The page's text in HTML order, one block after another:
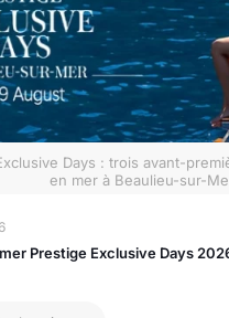
Days : trois avant-
en mer à Beaulieu-sur-
Prestige Exclusive Days